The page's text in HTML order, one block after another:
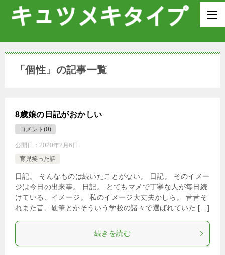
「個性」の記事一覧
8歳娘の日記がおかしい
コメント(0)
公開日： 2020年2月6日
育児笑った話
日記。 そんなものは続いたことがない。 日記。 そのイメー
ジは今日の出来事。 日記。 とてもマメで丁寧な人が毎日続
けている、イメージ。 私のイメージ大丈夫かしら。 昔昔そ
れまた昔、硬筆とかそういう学校の諸々で選ばれていた […]
続きを読む